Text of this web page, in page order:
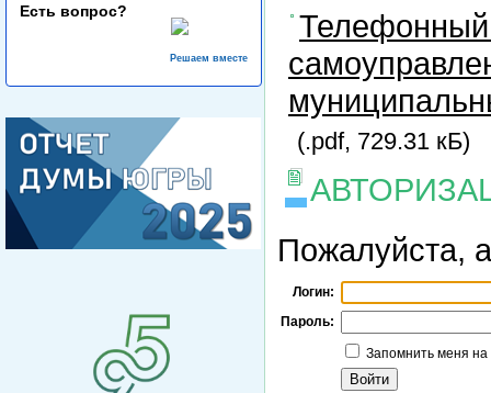
Есть вопрос?
Решаем вместе
Телефонный
(.pdf, 729.31 кБ)
Пожалуйста,
Логин:
Пароль:
Запомнить меня